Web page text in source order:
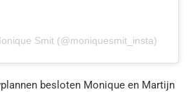
Smit (@moniquesmit_insta)
besloten Monique en Martijn